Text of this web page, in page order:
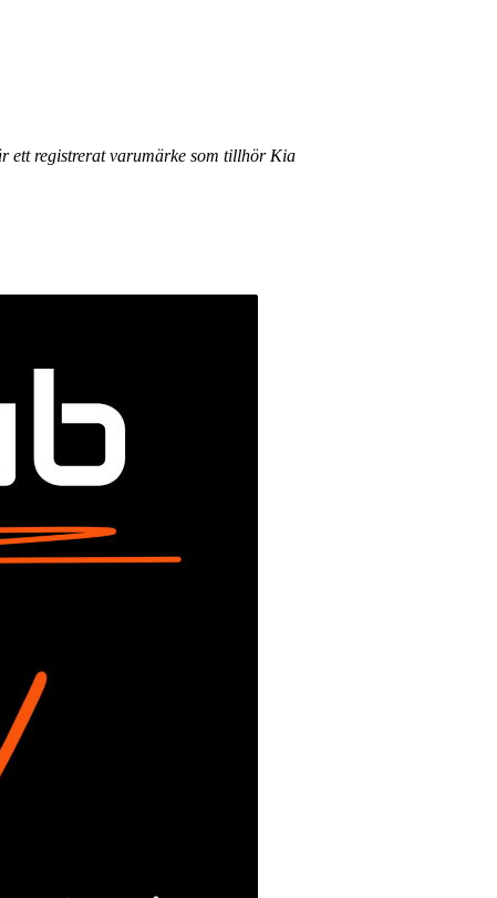
ett registrerat varumärke som tillhör Kia